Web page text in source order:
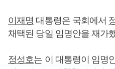
이재명 대통령은 국회에서
채택된 당일 임명안을 재가
정성호는 이 대통령이 임명